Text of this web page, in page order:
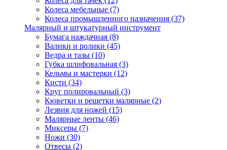
Колеса мебельные (7)
Колеса промышленного назначения (37)
Малярный и штукатурный инструмент
Бумага наждачная (8)
Валики и ролики (45)
Ведра и тазы (10)
Губка шлифовальная (3)
Кельмы и мастерки (12)
Кисти (34)
Круг полировальный (3)
Кюветки и решетки малярные (2)
Лезвия для ножей (15)
Малярные ленты (46)
Миксеры (7)
Ножи (30)
Отвесы (2)